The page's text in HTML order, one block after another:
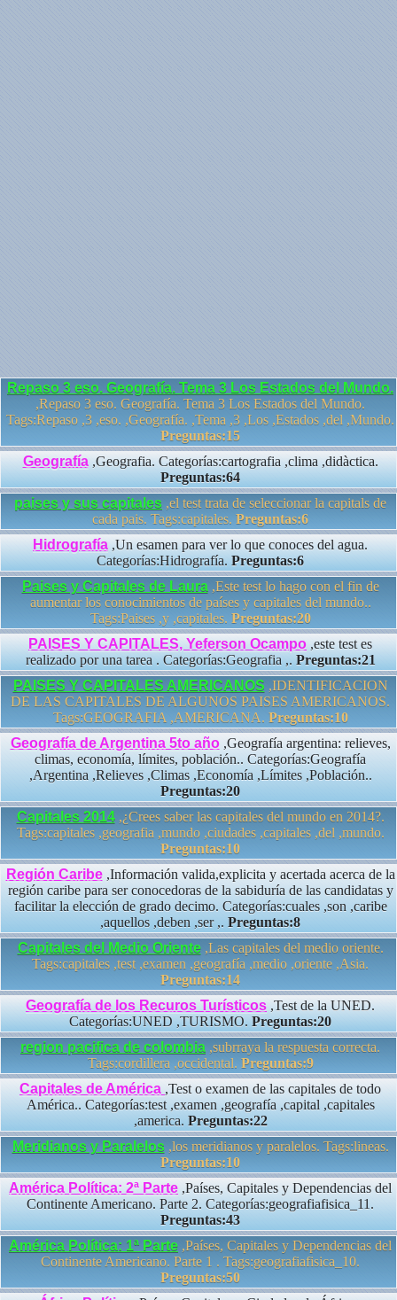
Repaso 3 eso. Geografía. Tema 3 Los Estados del Mundo.
,Repaso 3 eso. Geografía. Tema 3 Los Estados del Mundo.
Tags:Repaso ,3 ,eso. ,Geografía. ,Tema ,3 ,Los ,Estados ,del ,Mundo.
Preguntas:15
Geografía,Geografia. Categorías:cartografia ,clima ,didàctica.
Preguntas:64
paises y sus capitales ,el test trata de seleccionar la capitals de
cada pais. Tags:capitales. Preguntas:6
Hidrografía ,Un esamen para ver lo que conoces del agua.
Categorías:Hidrografía. Preguntas:6
Paises y Capitales de Laura,Este test lo hago con el fin de
aumentar los conocimientos de países y capitales del mundo..
Tags:Paises ,y ,capitales. Preguntas:20
PAISES Y CAPITALES, Yeferson Ocampo,este test es
realizado por una tarea . Categorías:Geografia ,. Preguntas:21
PAISES Y CAPITALES AMERICANOS ,IDENTIFICACION
DE LAS CAPITALES DE ALGUNOS PAISES AMERICANOS.
Tags:GEOGRAFIA ,AMERICANA. Preguntas:10
Geografía de Argentina 5to año,Geografía argentina: relieves,
climas, economía, límites, población.. Categorías:Geografía
,Argentina ,Relieves ,Climas ,Economía ,Límites ,Población..
Preguntas:20
Capitales 2014,¿Crees saber las capitales del mundo en 2014?.
Tags:capitales ,geografia ,mundo ,ciudades ,capitales ,del ,mundo.
Preguntas:10
Región Caribe,Información valida,explicita y acertada acerca de la
región caribe para ser conocedoras de la sabiduría de las candidatas y
facilitar la elección de grado decimo. Categorías:cuales ,son ,caribe
,aquellos ,deben ,ser ,. Preguntas:8
Capitales del Medio Oriente,Las capitales del medio oriente.
Tags:capitales ,test ,examen ,geografía ,medio ,oriente ,Asia.
Preguntas:14
Geografía de los Recuros Turísticos ,Test de la UNED.
Categorías:UNED ,TURISMO. Preguntas:20
region pacifica de colombia ,subrraya la respuesta correcta.
Tags:cordillera ,occidental. Preguntas:9
Capitales de América ,Test o examen de las capitales de todo
América.. Categorías:test ,examen ,geografía ,capital ,capitales
,america. Preguntas:22
Meridianos y Paralelos,los meridianos y paralelos. Tags:lineas.
Preguntas:10
América Política: 2ª Parte ,Países, Capitales y Dependencias del
Continente Americano. Parte 2. Categorías:geografiafisica_11.
Preguntas:43
América Política: 1ª Parte ,Países, Capitales y Dependencias del
Continente Americano. Parte 1 . Tags:geografiafisica_10.
Preguntas:50